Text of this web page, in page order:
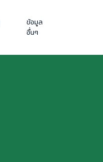
ข้อมูล
อื่นๆ